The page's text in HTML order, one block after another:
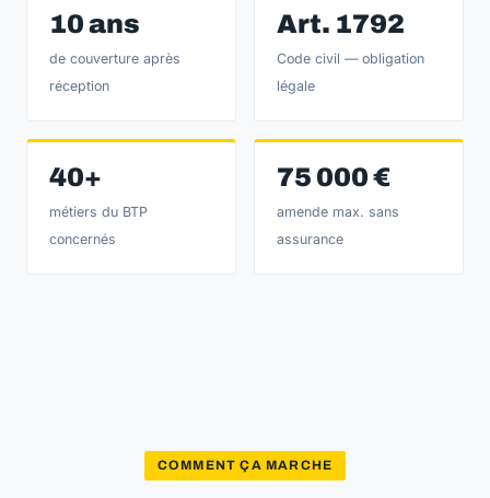
10 ans
de couverture après
réception
Art. 1792
Code civil — obligation
légale
40+
métiers du BTP
concernés
75 000 €
amende max. sans
assurance
COMMENT ÇA MARCHE